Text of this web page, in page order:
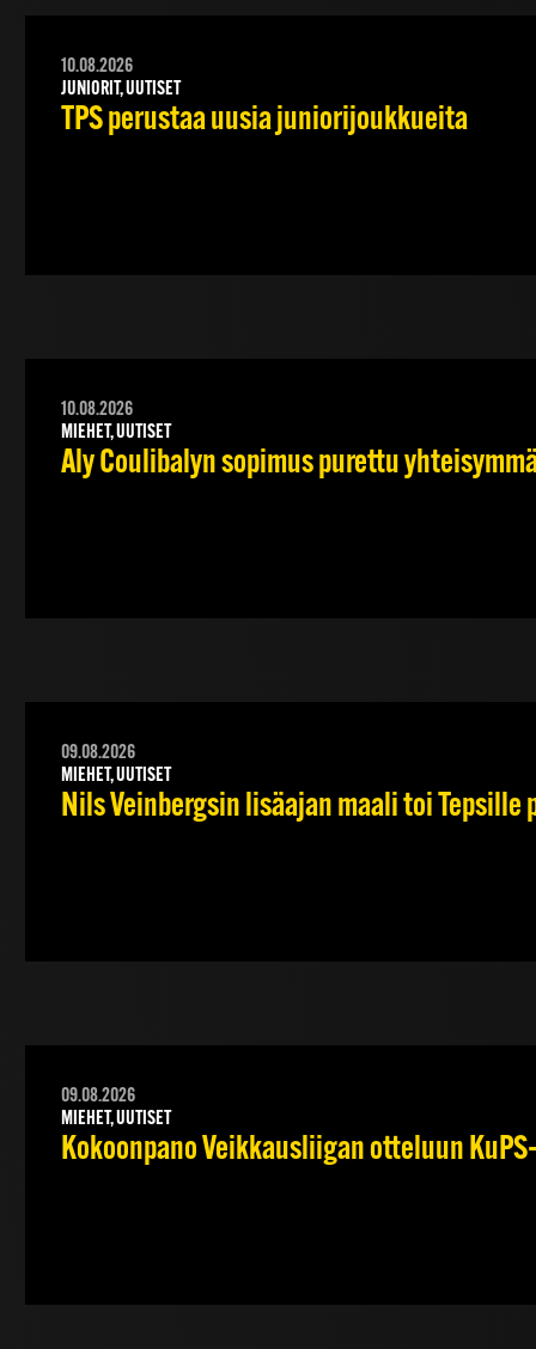
10.08.2026
JUNIORIT, UUTISET
TPS perustaa uusia juniorijoukkueita
10.08.2026
MIEHET, UUTISET
Aly Coulibalyn sopimus purettu
09.08.2026
MIEHET, UUTISET
Nils Veinbergsin lisäajan maali toi Tepsille
09.08.2026
MIEHET, UUTISET
Kokoonpano Veikkausliigan otteluun